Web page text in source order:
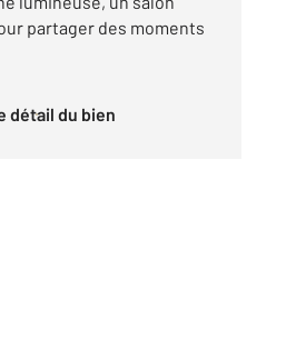
partager des moments
détail du bien